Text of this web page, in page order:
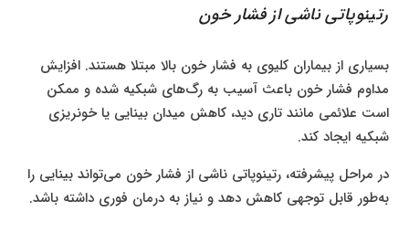
رتینوپاتی ناشی از فشار خون
بسیاری از بیماران کلیوی به فشار خون بالا مبتلا هستند. افزایش
مداوم فشار خون باعث آسیب به رگ‌های شبکیه شده و ممکن
است علائمی مانند تاری دید، کاهش میدان بینایی یا خونریزی
شبکیه ایجاد کند.
در مراحل پیشرفته، رتینوپاتی ناشی از فشار خون می‌تواند بینایی را
به‌طور قابل توجهی کاهش دهد و نیاز به درمان فوری داشته باشد.